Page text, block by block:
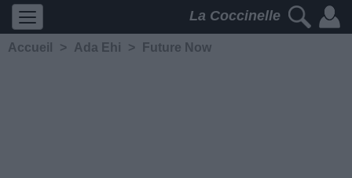
La Coccinelle
Accueil > Ada Ehi > Future Now